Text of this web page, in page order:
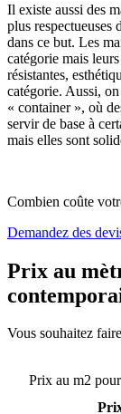
Il existe aussi des
plus respectueuses
dans ce but. Les
catégorie mais
résistantes,
catégorie. Aussi,
« container », où
servir de base à
mais elles sont
Combien coûte
Demandez des
Prix au
Vous souhaitez
Prix au m2